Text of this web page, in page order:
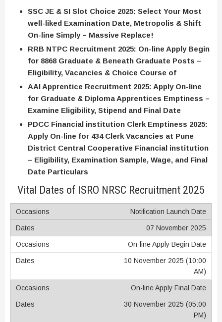
SSC JE & SI Slot Choice 2025: Select Your Most
well-liked Examination Date, Metropolis & Shift
On-line Simply – Massive Replace!
RRB NTPC Recruitment 2025: On-line Apply Begin
for 8868 Graduate & Beneath Graduate Posts –
Eligibility, Vacancies & Choice Course of
AAI Apprentice Recruitment 2025: Apply On-line
for Graduate & Diploma Apprentices Emptiness –
Examine Eligibility, Stipend and Final Date
PDCC Financial institution Clerk Emptiness 2025:
Apply On-line for 434 Clerk Vacancies at Pune
District Central Cooperative Financial institution
– Eligibility, Examination Sample, Wage, and Final
Date Particulars
Vital Dates of ISRO NRSC Recruitment 2025
Notification Launch Date
07 November 2025
On-line Apply Begin Date
10 November 2025 (10:00
AM)
On-line Apply Final Date
30 November 2025 (05:00
PM)